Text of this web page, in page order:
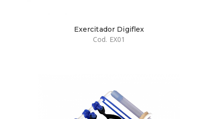
Exercitador Digiflex
Cod. EX01